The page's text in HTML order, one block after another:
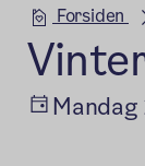
Forsiden